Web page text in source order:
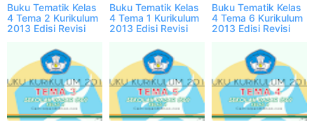
Buku Tematik Kelas
4 Tema 2 Kurikulum
2013 Edisi Revisi
Buku Tematik Kelas
4 Tema 1 Kurikulum
2013 Edisi Revisi
Buku Tematik Kelas
4 Tema 6 Kurikulum
2013 Edisi Revisi